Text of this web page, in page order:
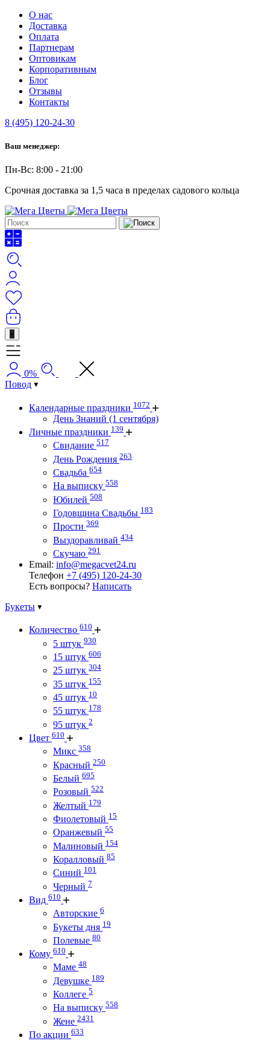
О нас
Доставка
Оплата
Партнерам
Оптовикам
Корпоративным
Блог
Отзывы
Контакты
8 (495) 120-24-30
Ваш менеджер:
Пн-Вс: 8:00 - 21:00
Срочная доставка за 1,5 часа в пределах садового кольца
+
0%
Повод
Календарные праздники 1072
День Знаний (1 сентября)
Личные праздники 139
Свидание 517
День Рождения 263
Свадьба 654
На выписку 558
Юбилей 508
Годовщина Свадьбы 183
Прости 369
Выздоравливай 434
Скучаю 291
Email: info@megacvet24.ru
Телефон +7 (495) 120-24-30
Есть вопросы? Написать
Букеты
Количество 610
5 штук 930
15 штук 606
25 штук 304
35 штук 155
45 штук 10
55 штук 178
95 штук 2
Цвет 610
Микс 358
Красный 250
Белый 695
Розовый 522
Желтый 179
Фиолетовый 15
Оранжевый 55
Малиновый 154
Коралловый 85
Синий 101
Черный 7
Вид 610
Авторские 6
Букеты дня 19
Полевые 80
Кому 610
Маме 48
Девушке 189
Коллеге 5
На выписку 558
Жене 2431
По акции 633